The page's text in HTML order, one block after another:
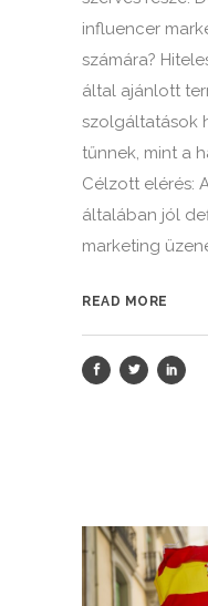
influencer
számára?
által ajánlott
szolgáltatások
tűnnek, mint a
Célzott elérés:
általában jól
marketing
READ MORE